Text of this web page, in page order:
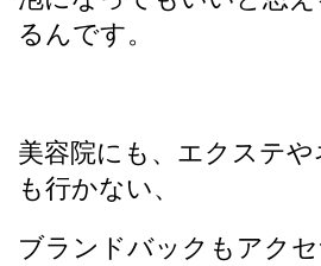
るんです。
美容院にも、エクステ
も行かない、
ブランドバックもアク